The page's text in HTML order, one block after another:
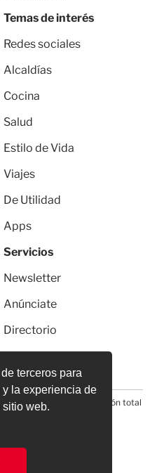
terceros para
la experiencia de
sitio web.
Temas de interés
Redes sociales
Alcaldías
Cocina
Salud
Estilo de Vida
Viajes
De Utilidad
Apps
Servicios
Newsletter
Anúnciate
Directorio
Prohibida la reproducción total
medio electrónico*